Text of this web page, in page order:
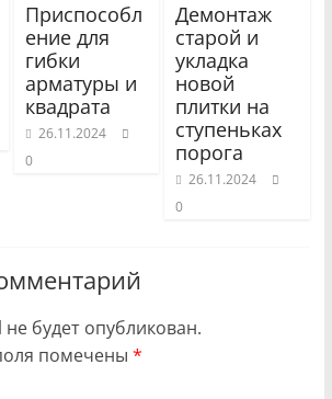
Приспособл
ение для
гибки
арматуры и
квадрата
26.11.2024
0
Демонтаж
старой и
укладка
новой
плитки на
ступеньках
порога
26.11.2024
0
будет опубликован.
помечены *